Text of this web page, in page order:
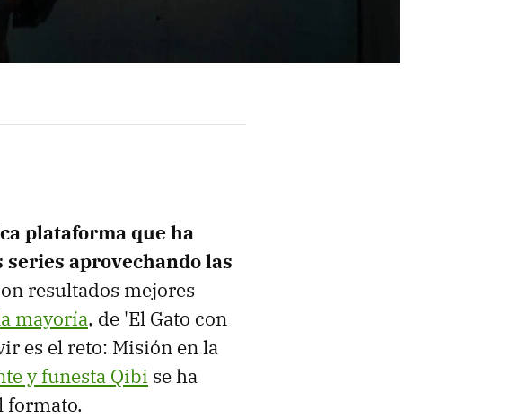
plataforma que ha
aprovechando las
resultados mejores
mayoría, de 'El Gato con
es el reto: Misión en la
y funesta Qibi se ha
formato.